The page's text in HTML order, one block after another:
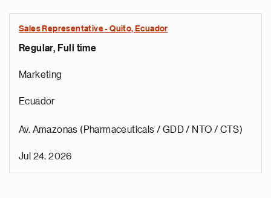
Sales Representative - Quito, Ecuador
Regular, Full time
Marketing
Ecuador
Av. Amazonas (Pharmaceuticals / GDD / NTO / CTS)
Jul 24, 2026